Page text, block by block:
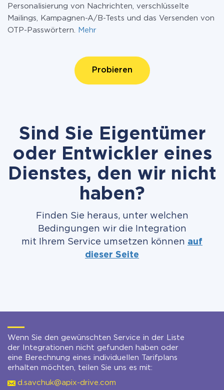
Personalisierung von Nachrichten, verschlüsselte
Mailings, Kampagnen-A/B-Tests und das Versenden von
OTP-Passwörtern.
Mehr
Probieren
Sind Sie Eigentümer
oder Entwickler eines
Dienstes, den wir nicht
haben?
Finden Sie heraus, unter welchen
Bedingungen wir die Integration
mit Ihrem Service umsetzen können auf
dieser Seite
Wenn Sie den gewünschten Service in der Liste
der Integrationen nicht gefunden haben oder
eine Berechnung eines individuellen Tarifplans
erhalten möchten, teilen Sie uns es mit:
d.savchuk@apix-drive.com